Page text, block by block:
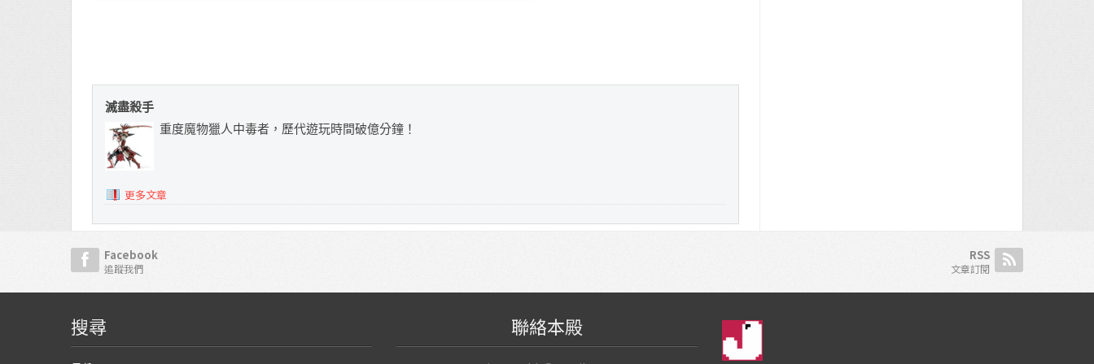
滅盡殺手
重度魔物獵人中毒者，歷代遊玩時間破億分鐘！
更多文章
Facebook
追蹤我們
RSS
文章訂閱
搜尋 聯絡本殿